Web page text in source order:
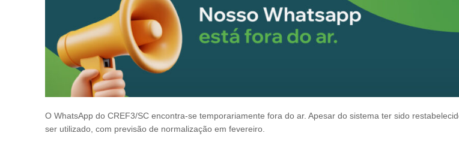
O WhatsApp do CREF3/SC encontra-se temporariamente fora do ar. Apesar do sistema ter sido
ser utilizado, com previsão de normalização em fevereiro.